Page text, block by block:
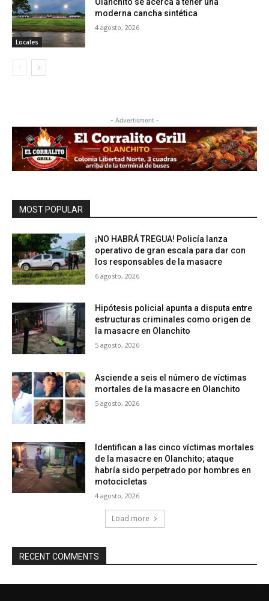
Locales
moderna cancha sintética
4 agosto, 2026
- Advertisment -
MOST POPULAR
¡NO HABRÁ TREGUA! Policía lanza
operativo de gran escala para dar con
los responsables de la masacre
6 agosto, 2026
Hipótesis policial apunta a disputa entre
estructuras criminales como origen de
la masacre en Olanchito
5 agosto, 2026
Asciende a seis el número de víctimas
mortales de la masacre en Olanchito
5 agosto, 2026
Identifican a las cinco víctimas mortales
de la masacre en Olanchito; ataque
habría sido perpetrado por hombres en
motocicletas
4 agosto, 2026
Load more
RECENT COMMENTS